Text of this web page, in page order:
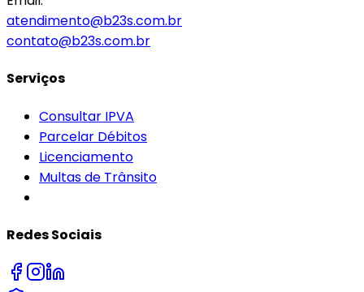
atendimento@b23s.com.br
contato@b23s.com.br
Serviços
Consultar IPVA
Parcelar Débitos
Licenciamento
Multas de Trânsito
Redes Sociais